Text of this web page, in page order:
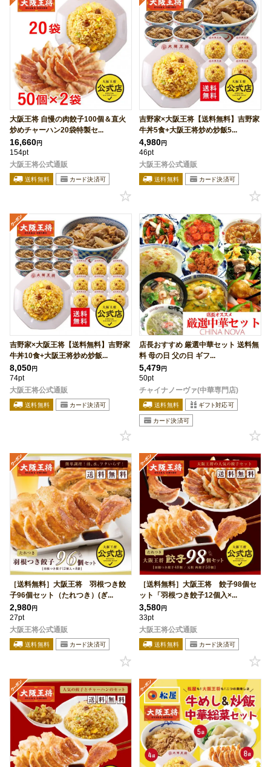
大阪王将 自慢の肉餃子100個＆直火
炒めチャーハン20袋特製セ...
16,660円
154pt
大阪王将公式通販
吉野家×大阪王将【送料無料】吉野家
牛丼5食+大阪王将炒め炒飯5...
4,980円
46pt
大阪王将公式通販
吉野家×大阪王将【送料無料】吉野家
牛丼10食+大阪王将炒め炒飯...
8,050円
74pt
大阪王将公式通販
店長おすすめ 厳選中華セット 送料無
料 母の日 父の日 ギフ...
5,479円
50pt
チャイナノーヴァ(中華専門店)
［送料無料］大阪王将 羽根つき餃
子96個セット（たれつき）(ぎ...
2,980円
27pt
大阪王将公式通販
［送料無料］大阪王将 餃子98個セ
ット「羽根つき餃子12個入×...
3,580円
33pt
大阪王将公式通販